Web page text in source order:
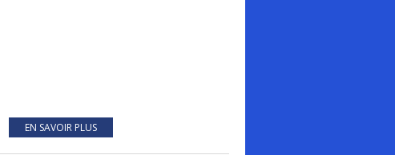
EN SAVOIR PLUS